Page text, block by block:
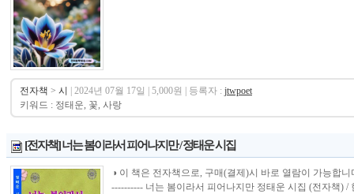
전자책 > 시 | 2024년 07월 17일 | 5,000원 | 등록자 : jtwpoet
키워드 : 정태운, 꽃, 사랑
[전자책] 너는 봄이라서 피어나지만 / 정태운 시집
◑ 이 책은 전자책으로, 구매(결제)시 바로 열람이 가능합
---------- 너는 봄이라서 피어나지만 정태운 시집 (전자책)